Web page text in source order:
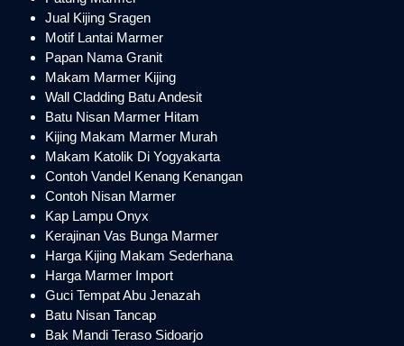
Jual Kijing Sragen
Motif Lantai Marmer
Papan Nama Granit
Makam Marmer Kijing
Wall Cladding Batu Andesit
Batu Nisan Marmer Hitam
Kijing Makam Marmer Murah
Makam Katolik Di Yogyakarta
Contoh Vandel Kenang Kenangan
Contoh Nisan Marmer
Kap Lampu Onyx
Kerajinan Vas Bunga Marmer
Harga Kijing Makam Sederhana
Harga Marmer Import
Guci Tempat Abu Jenazah
Batu Nisan Tancap
Bak Mandi Teraso Sidoarjo